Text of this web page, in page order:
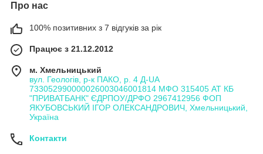
Про нас
100% позитивних з 7 відгуків за рік
Працює з 21.12.2012
м. Хмельницький
вул. Геологів, р-к ПАКО, р. 4 Д-UA
733052990000026003046001814 МФО 315405 АТ КБ
"ПРИВАТБАНК" ЄДРПОУ/ДРФО 2967412956 ФОП
ЯКУБОВСЬКИЙ ІГОР ОЛЕКСАНДРОВИЧ, Хмельницький,
Україна
Контакти